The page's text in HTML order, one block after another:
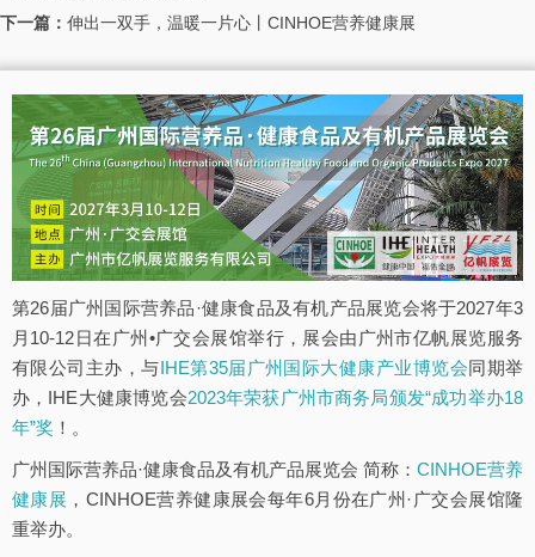
下一篇： 伸出一双手，温暖一片心丨CINHOE营养健康展
第26届广州国际营养品·健康食品及有机产品展览会将于2027年3
月10-12日在广州•广交会展馆举行，展会由广州市亿帆展览服务
有限公司主办，与IHE第35届广州国际大健康产业博览会同期举
办，IHE大健康博览会2023年荣获广州市商务局颁发“成功举办18
年”奖 ！。
广州国际营养品·健康食品及有机产品展览会 简称： CINHOE营养
健康展 ，CINHOE营养健康展会每年6月份在广州·广交会展馆隆
重举办。